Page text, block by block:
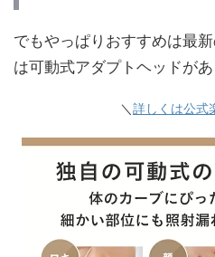
でもやっぱりおすすめは最
は可動式アダプトヘッドがあ
＼ 詳しくは公式